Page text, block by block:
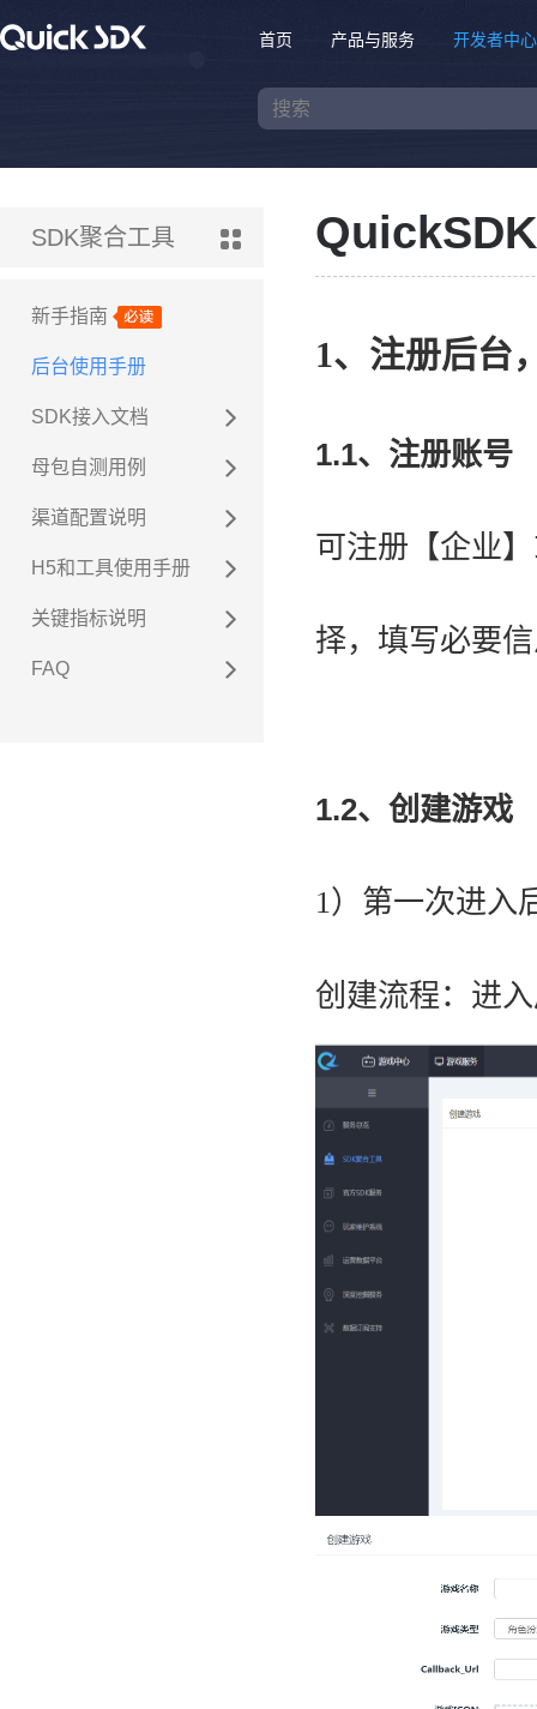
首页 产品与服务 开发者中心
SDK聚合工具
新手指南
后台使用手册
SDK接入文档
母包自测用例
渠道配置说明
H5和工具使用手册
关键指标说明
FAQ
1、注册后台
1.1、注册账号
可注册【企业
择，填写必要
1.2、创建游戏
1）第一次进入
创建流程：进